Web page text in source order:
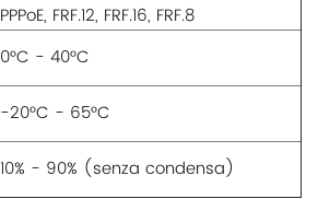
PPPoE, FRF.12, FRF.16, FRF.8
0°C - 40°C
-20°C - 65°C
10% - 90% (senza condensa)